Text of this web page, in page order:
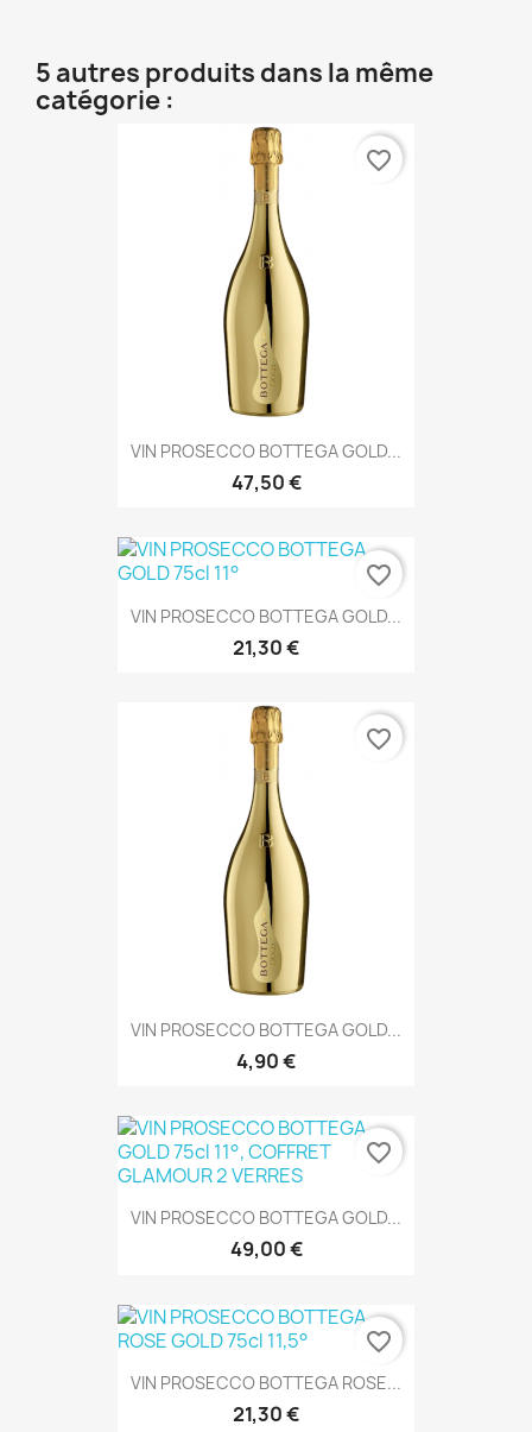
5 autres produits dans la même
catégorie :
VIN PROSECCO BOTTEGA GOLD...
47,50 €
favorite_border
VIN PROSECCO BOTTEGA GOLD...
21,30 €
favorite_border
VIN PROSECCO BOTTEGA GOLD...
4,90 €
favorite_border
VIN PROSECCO BOTTEGA GOLD...
49,00 €
favorite_border
VIN PROSECCO BOTTEGA ROSE...
21,30 €
favorite_border